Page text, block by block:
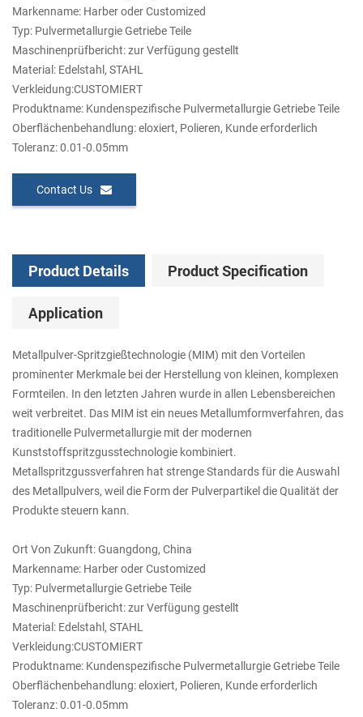
Markenname: Harber oder Customized
Typ: Pulvermetallurgie Getriebe Teile
Maschinenprüfbericht: zur Verfügung gestellt
Material: Edelstahl, STAHL
Verkleidung:CUSTOMIERT
Produktname: Kundenspezifische Pulvermetallurgie Getriebe Teile
Oberflächenbehandlung: eloxiert, Polieren, Kunde erforderlich
Toleranz: 0.01-0.05mm
Contact Us
Product Details Product Specification
Application
Metallpulver-Spritzgießtechnologie (MIM) mit den Vorteilen
prominenter Merkmale bei der Herstellung von kleinen, komplexen
Formteilen. In den letzten Jahren wurde in allen Lebensbereichen
weit verbreitet. Das MIM ist ein neues Metallumformverfahren, das
traditionelle Pulvermetallurgie mit der modernen
Kunststoffspritzgusstechnologie kombiniert.
Metallspritzgussverfahren hat strenge Standards für die Auswahl
des Metallpulvers, weil die Form der Pulverpartikel die Qualität der
Produkte steuern kann.
Ort Von Zukunft: Guangdong, China
Markenname: Harber oder Customized
Typ: Pulvermetallurgie Getriebe Teile
Maschinenprüfbericht: zur Verfügung gestellt
Material: Edelstahl, STAHL
Verkleidung:CUSTOMIERT
Produktname: Kundenspezifische Pulvermetallurgie Getriebe Teile
Oberflächenbehandlung: eloxiert, Polieren, Kunde erforderlich
Toleranz: 0.01-0.05mm